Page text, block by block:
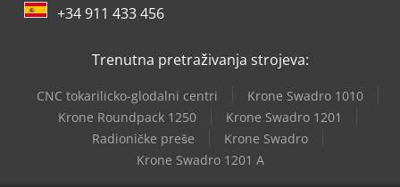
+34 911 433 456
Trenutna pretraživanja strojeva:
CNC tokarilicko-glodalni centri
Krone Swadro 1010
Krone Roundpack 1250
Krone Swadro 1201
Radioničke preše
Krone Swadro
Krone Swadro 1201 A